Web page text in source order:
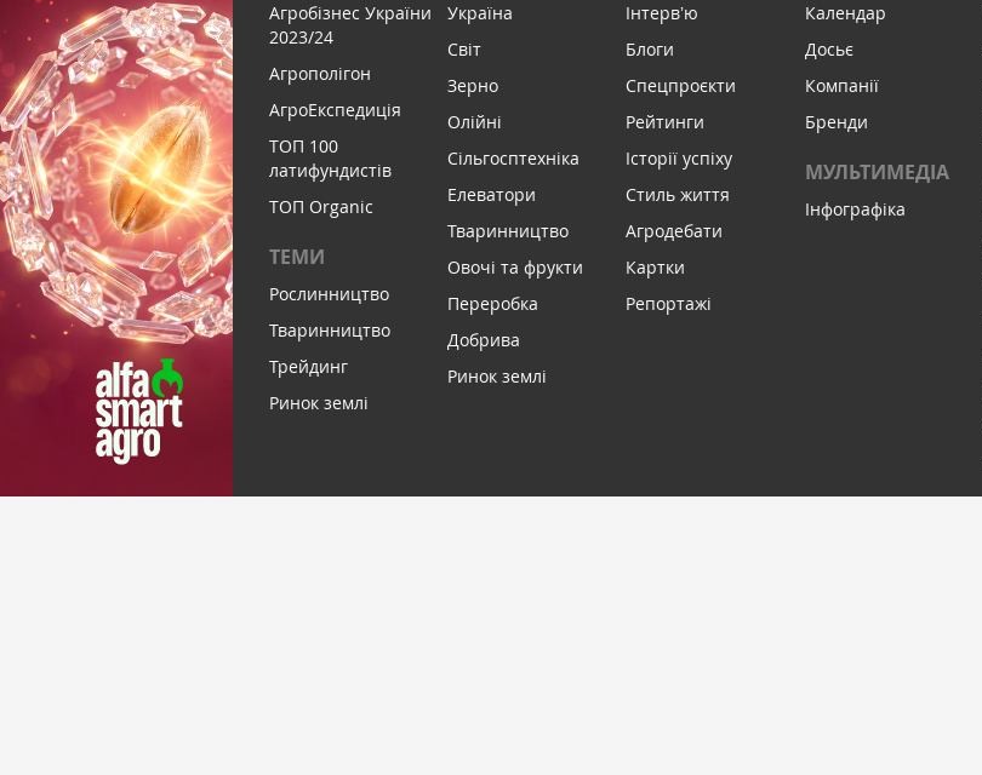
Агробізнес України
2023/24
Агрополігон
АгроЕкспедиція
ТОП 100
латифундистів
ТОП Organic
ТЕМИ
Рослинництво
Тваринництво
Трейдинг
Ринок землі
Україна
Світ
Зерно
Олійні
Сільгосптехніка
Елеватори
Тваринництво
Овочі та фрукти
Переробка
Добрива
Ринок землі
Інтервʼю
Блоги
Спецпроєкти
Рейтинги
Історії успіху
Стиль життя
Агродебати
Картки
Репортажі
Календар
Досьє
Компанії
Бренди
МУЛЬТИМЕДІА
Інфографіка